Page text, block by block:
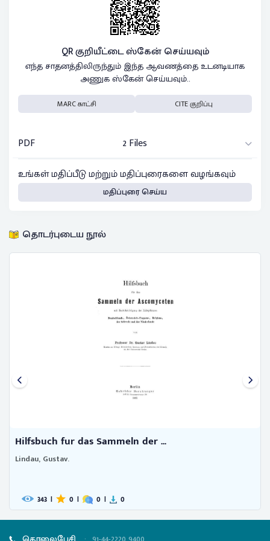
QR குறியீட்டை ஸ்கேன் செய்யவும்
எந்த சாதனத்திலிருந்தும் இந்த ஆவணத்தை உடனடியாக
அணுக ஸ்கேன் செய்யவும்..
MARC காட்சி CITE குறிப்பு
PDF
2 Files
உங்கள் மதிப்பீடு மற்றும் மதிப்புரைகளை வழங்கவும்
மதிப்புரை செய்ய
தொடர்புடைய நூல்
Hilfsbuch fur das Sammeln der ...
Lindau, Gustav.
343 | 0 | 0 | 0